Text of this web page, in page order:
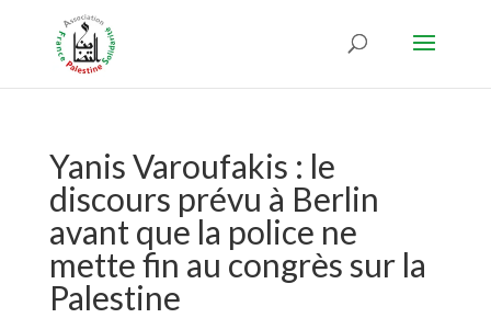
Yanis Varoufakis : le
discours prévu à Berlin
avant que la police ne
mette fin au congrès sur la
Palestine